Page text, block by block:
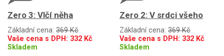
Zero 3: Vlčí něha
Základní cena: 369 Kč
Vaše cena s DPH: 332 Kč
Skladem
Zero 2: V srdci všeho
Základní cena: 369 Kč
Vaše cena s DPH: 332 Kč
Skladem